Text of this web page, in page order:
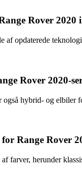
Rover
af opdaterede
Rover 2020-
hybrid- og elbiler
Range Rover
farver, herunder